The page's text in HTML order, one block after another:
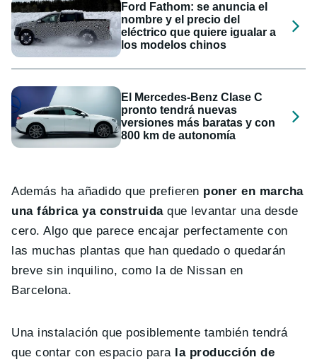
Ford Fathom: se anuncia el
nombre y el precio del
eléctrico que quiere igualar a
los modelos chinos
El Mercedes-Benz Clase C
pronto tendrá nuevas
versiones más baratas y con
800 km de autonomía
Además ha añadido que prefieren poner en marcha
una fábrica ya construidaque levantar una desde
cero. Algo que parece encajar perfectamente con
las muchas plantas que han quedado o quedarán
breve sin inquilino, como la de Nissan en
Barcelona.
Una instalación que posiblemente también tendrá
que contar con espacio parala producción de